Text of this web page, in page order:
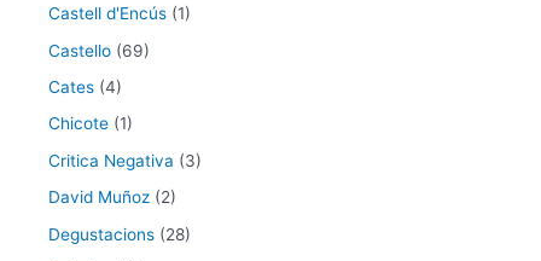
Castell d'Encús (1)
Castello (69)
Cates (4)
Chicote (1)
Critica Negativa (3)
David Muñoz (2)
Degustacions (28)